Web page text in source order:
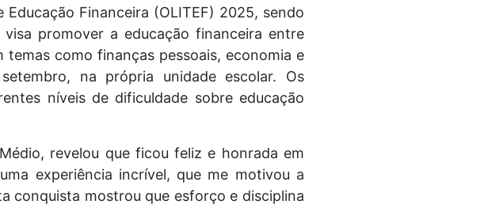
Financeira (OLITEF) 2025, sendo
promover a educação financeira entre
como finanças pessoais, economia e
na própria unidade escolar. Os
níveis de dificuldade sobre educação
revelou que ficou feliz e honrada em
experiência incrível, que me motivou a
conquista mostrou que esforço e disciplina